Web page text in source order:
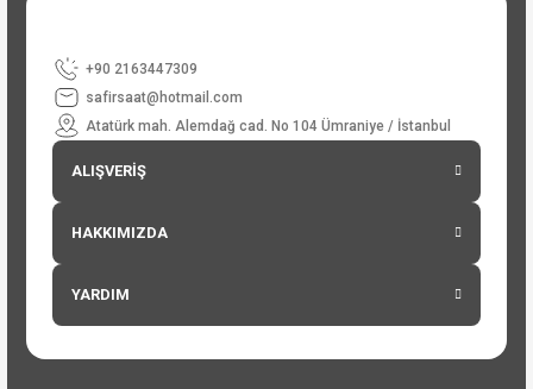
+90 2163447309
safirsaat@hotmail.com
Atatürk mah. Alemdağ cad. No 104 Ümraniye / İstanbul
ALIŞVERİŞ
HAKKIMIZDA
YARDIM